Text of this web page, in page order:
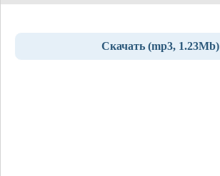
Скачать (mp3, 1.23Mb)